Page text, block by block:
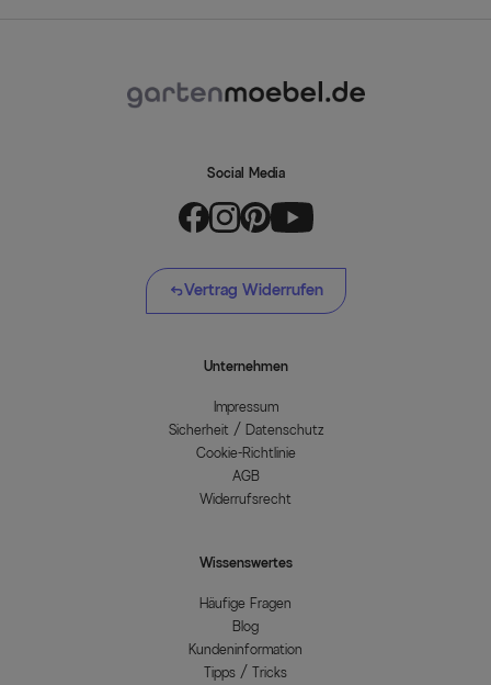
Social Media
Vertrag Widerrufen
Unternehmen
Impressum
Sicherheit / Datenschutz
Cookie-Richtlinie
AGB
Widerrufsrecht
Wissenswertes
Häufige Fragen
Blog
Kundeninformation
Tipps / Tricks